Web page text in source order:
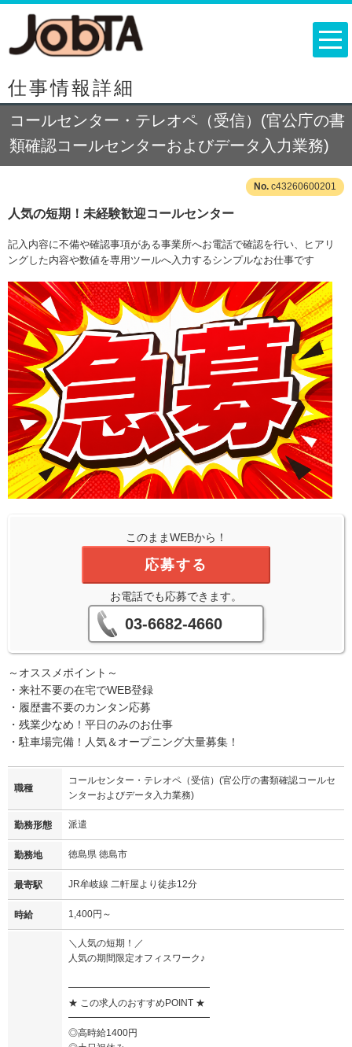
仕事情報詳細
コールセンター・テレオペ（受信）(官公庁の書
類確認コールセンターおよびデータ入力業務)
c43260600201
人気の短期！未経験歓迎コールセンター
記入内容に不備や確認事項がある事業所へお電話で確認を行い、ヒアリ
ングした内容や数値を専用ツールへ入力するシンプルなお仕事です
このままWEBから！
応募する
お電話でも応募できます。
03-6682-4660
～オススメポイント～
・来社不要の在宅でWEB登録
・履歴書不要のカンタン応募
・残業少なめ！平日のみのお仕事
・駐車場完備！人気＆オープニング大量募集！
職種
コールセンター・テレオペ（受信）(官公庁の書類確認コールセ
ンターおよびデータ入力業務)
勤務形態 派遣
勤務地 徳島県 徳島市
最寄駅 JR牟岐線 二軒屋より徒歩12分
時給 1,400円～
＼人気の短期！／
人気の期間限定オフィスワーク♪
━━━━━━━━━━━━━━━
★ この求人のおすすめPOINT ★
━━━━━━━━━━━━━━━
◎高時給1400円